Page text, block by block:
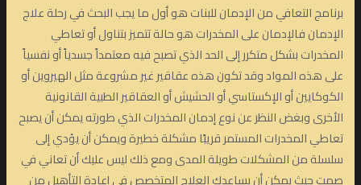
برنامج التعافي من الإدمان للبنات هو أول ما يجب البحث في رحلة علاج
الإدمان فالإدمان على المخدرات هو حالة تتميز بتناول أو تعاطي
المخدرات بشكل متكرر إلى الحد الذي تصبح فيه معتمداً جسدياً أو نفسياً
على هذه المواد وقد تكون هذه عقاقير غير مشروعة مثل الهيروين أو
الكوكايين أو الإكستاسي أو الحشيش أو العقاقير الطبية القانونية
الأخرى وبغض النظر عن نوع إدمان المخدرات الذي طورته يمكن أن يصبح
تعاطي المخدرات المستمر قريبًا مشكلة خطيرة ويمكن أن يؤدي إلى
سلسلة من المشكلات طويلة المدى ومع ذلك ليس عليك أن تعاني في
صمت حيث يمكن أن يساعدك العلاج المتخصص في إعادة التأهيل من